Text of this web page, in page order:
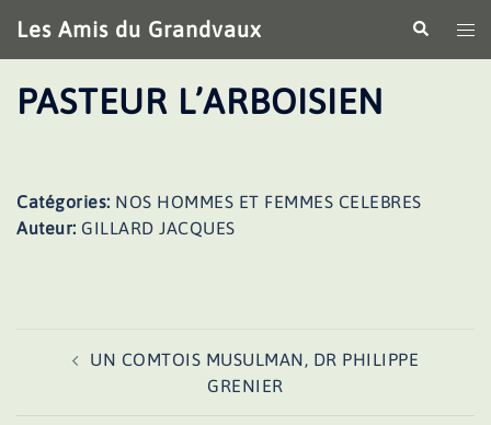
au
contenu
Les Amis du Grandvaux
le
PASTEUR L’ARBOISIEN
Catégories: NOS HOMMES ET FEMMES CELEBRES
Auteur: GILLARD JACQUES
d’articleUN COMTOIS MUSULMAN, DR PHILIPPE
GRENIER